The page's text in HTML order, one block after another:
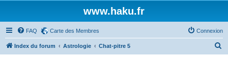
www.haku.fr
FAQ Carte des Membres Connexion
Index du forum Astrologie Chat-pitre 5